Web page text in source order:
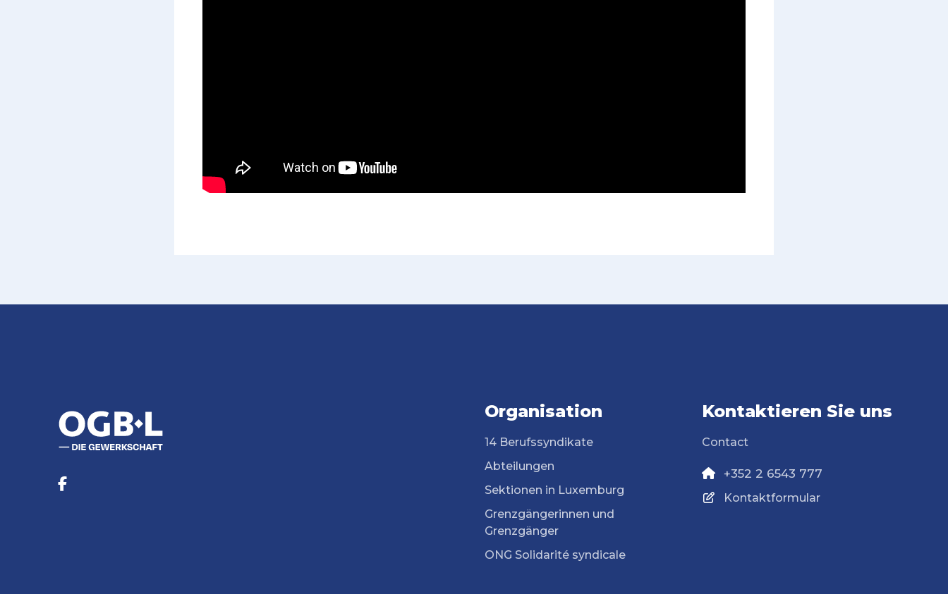
Organisation
14 Berufssyndikate
Abteilungen
Sektionen in Luxemburg
Grenzgängerinnen und
Grenzgänger
ONG Solidarité syndicale
Kontaktieren Sie uns
Contact
+352 2 6543 777
Kontaktformular